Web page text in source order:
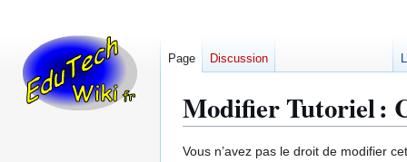
Modifier Tutoriel :
Aller
Aller
Vous n’avez pas le droit de modifier
Page Discussion